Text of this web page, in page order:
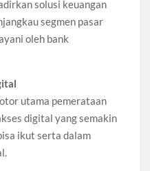
solusi keuangan
segmen pasar
oleh bank
utama pemerataan
digital yang semakin
ikut serta dalam